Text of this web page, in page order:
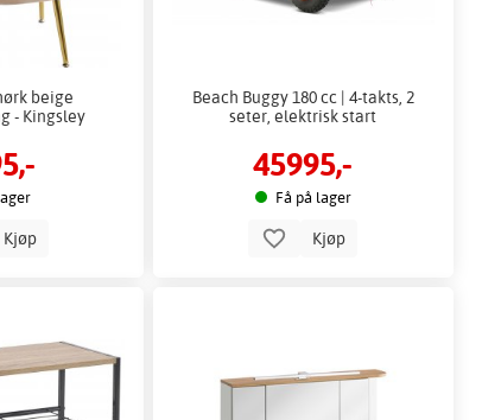
beige
- Kingsley
Kjøp
Beach Buggy 180 cc | 4-takts, 2
seter, elektrisk start
45995,-
Få på lager
Kjøp